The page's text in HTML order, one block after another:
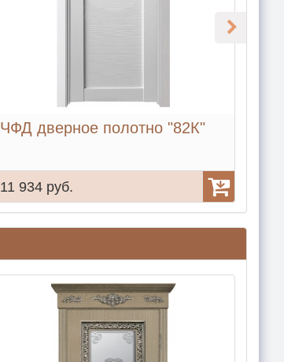
ЧФД дверное полотно "82К"
11 934 руб.